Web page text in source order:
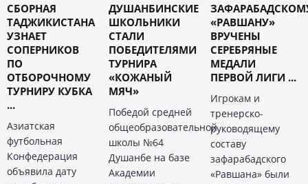
СБОРНАЯ
ТАДЖИКИСТАНА
УЗНАЕТ
СОПЕРНИКОВ
ПО
ОТБОРОЧНОМУ
ТУРНИРУ КУБКА
...
Азиатская
футбольная
Конфедерация
объявила дату
ДУШАНБИНСКИЕ
ШКОЛЬНИКИ
СТАЛИ
ПОБЕДИТЕЛЯМИ
ТУРНИРА
«КОЖАНЫЙ
МЯЧ»
Победой средней
общеобразовательной
школы №64
Душанбе на базе
Академии
«РАВШАНУ»
ВРУЧЕНЫ
СЕРЕБРЯНЫЕ
МЕДАЛИ
ПЕРВОЙ ЛИГИ ...
Игрокам и
тренерско-
руководящему
составу
зафарабадского
«Равшана» были